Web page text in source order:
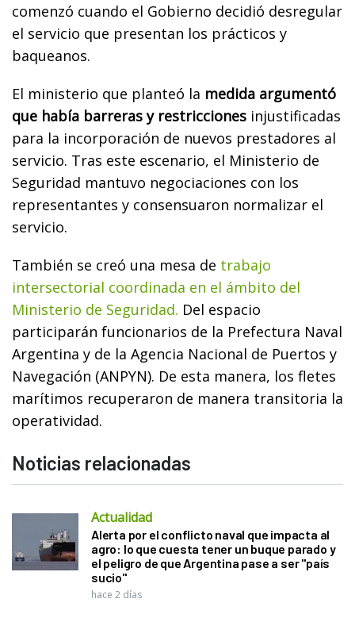
comenzó cuando el Gobierno decidió desregular
el servicio que presentan los prácticos y
baqueanos.
El ministerio que planteó la medida argumentó
que había barreras y restricciones injustificadas
para la incorporación de nuevos prestadores al
servicio. Tras este escenario, el Ministerio de
Seguridad mantuvo negociaciones con los
representantes y consensuaron normalizar el
servicio.
También se creó una mesa de trabajo
intersectorial coordinada en el ámbito del
Ministerio de Seguridad. Del espacio
participarán funcionarios de la Prefectura Naval
Argentina y de la Agencia Nacional de Puertos y
Navegación (ANPYN). De esta manera, los fletes
marítimos recuperaron de manera transitoria la
operatividad.
Noticias relacionadas
Actualidad
Alerta por el conflicto naval que impacta al
agro: lo que cuesta tener un buque parado y
el peligro de que Argentina pase a ser "país
sucio"
hace 2 días